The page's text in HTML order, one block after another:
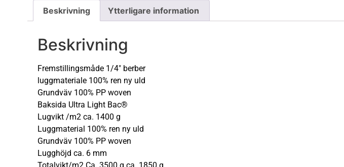
Beskrivning Ytterligare information
Beskrivning
Fremstillingsmåde 1/4″ berber
luggmateriale 100% ren ny uld
Grundväv 100% PP woven
Baksida Ultra Light Bac®
Lugvikt /m2 ca. 1400 g
Luggmaterial 100% ren ny uld
Grundväv 100% PP woven
Lugghöjd ca. 6 mm